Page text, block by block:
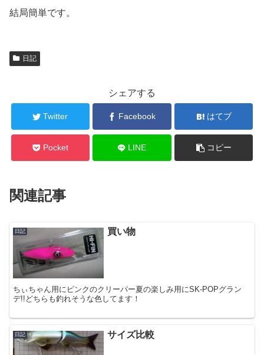
結局簡単です。
日記
シェアする
Twitter Facebook はてブ
Pocket LINE コピー
関連記事
日記 買い物
ちぃちゃん用にピンクのクリーパー夏の楽しみ用にSK-POPグラン
デ!!どちらも釣れそうな色してます！
日記 サイズ比較